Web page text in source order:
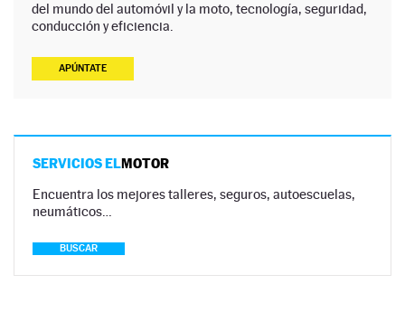
del mundo del automóvil y la moto, tecnología, seguridad,
conducción y eficiencia.
APÚNTATE
SERVICIOS ELMOTOR
Encuentra los mejores talleres, seguros, autoescuelas,
neumáticos…
BUSCAR